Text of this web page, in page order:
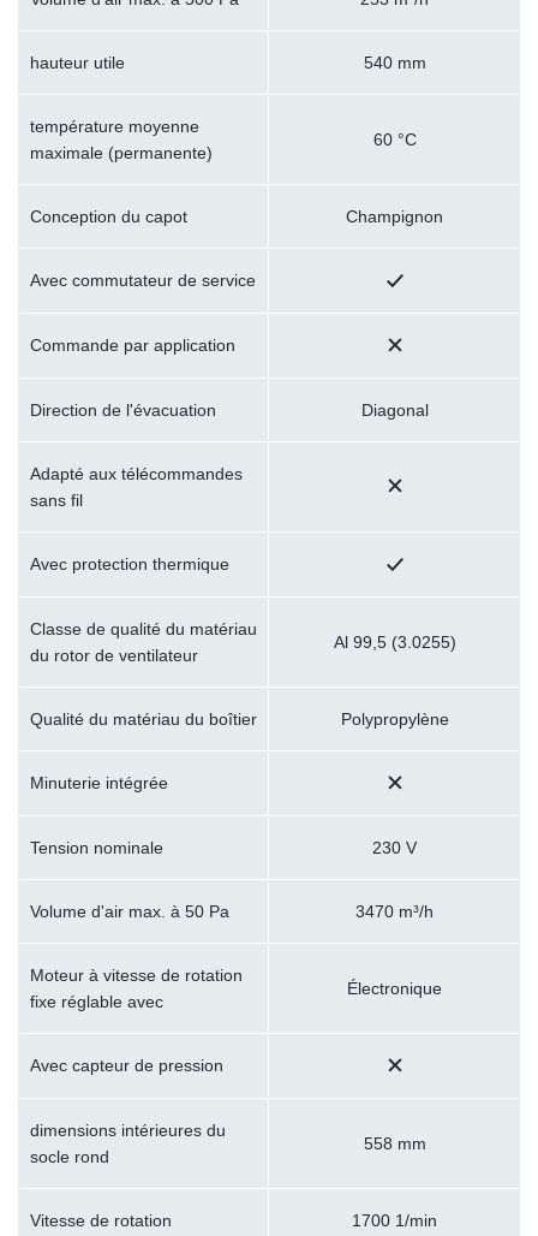
hauteur utile 540 mm
température moyenne
maximale (permanente)
60 °C
Conception du capot Champignon
Avec commutateur de service
Commande par application
Direction de l'évacuation Diagonal
Adapté aux télécommandes
sans fil
Avec protection thermique
Classe de qualité du matériau
du rotor de ventilateur
Al 99,5 (3.0255)
Qualité du matériau du boîtier Polypropylène
Minuterie intégrée
Tension nominale 230 V
Volume d'air max. à 50 Pa 3470 m³/h
Moteur à vitesse de rotation
fixe réglable avec
Électronique
Avec capteur de pression
dimensions intérieures du
socle rond
558 mm
Vitesse de rotation 1700 1/min